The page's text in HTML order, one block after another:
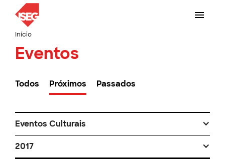
Início
Eventos
Todos Próximos Passados
Eventos Culturais
2017